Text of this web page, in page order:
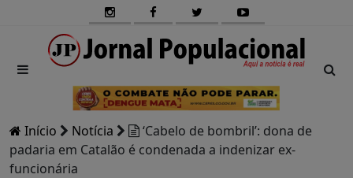
Início Notícia
‘Cabelo de bombril’: dona de
padaria em Catalão é condenada a indenizar ex-
funcionária